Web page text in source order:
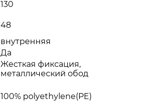
130
48
внутренняя
Да
Жесткая фиксация,
металлический обод
100% polyethylene(PE)